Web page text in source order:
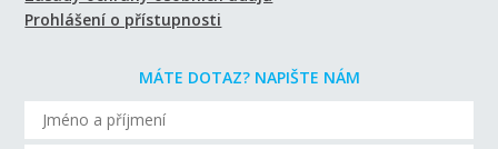
Prohlášení o přístupnosti
MÁTE DOTAZ? NAPIŠTE NÁM